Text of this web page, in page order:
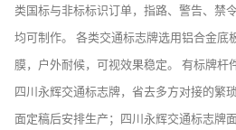
类国标与非标标识订单，指路、警告、禁
均可制作。 各类交通标志牌选用铝合金底
膜，户外耐候，可视效果稳定。 有标牌杆
四川永辉交通标志牌，省去多方对接的繁
面定稿后安排生产；四川永辉交通标志牌